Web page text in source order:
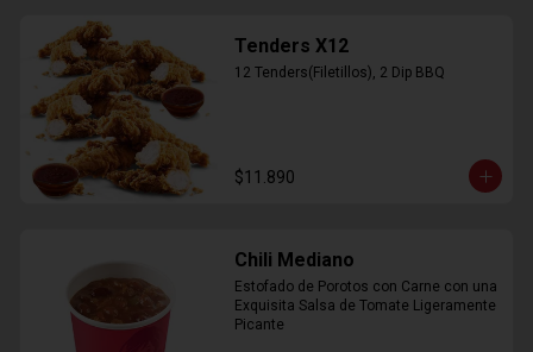
Tenders X12
12 Tenders(Filetillos), 2 Dip BBQ
$11.890
Chili Mediano
Estofado de Porotos con Carne con una
Exquisita Salsa de Tomate Ligeramente
Picante